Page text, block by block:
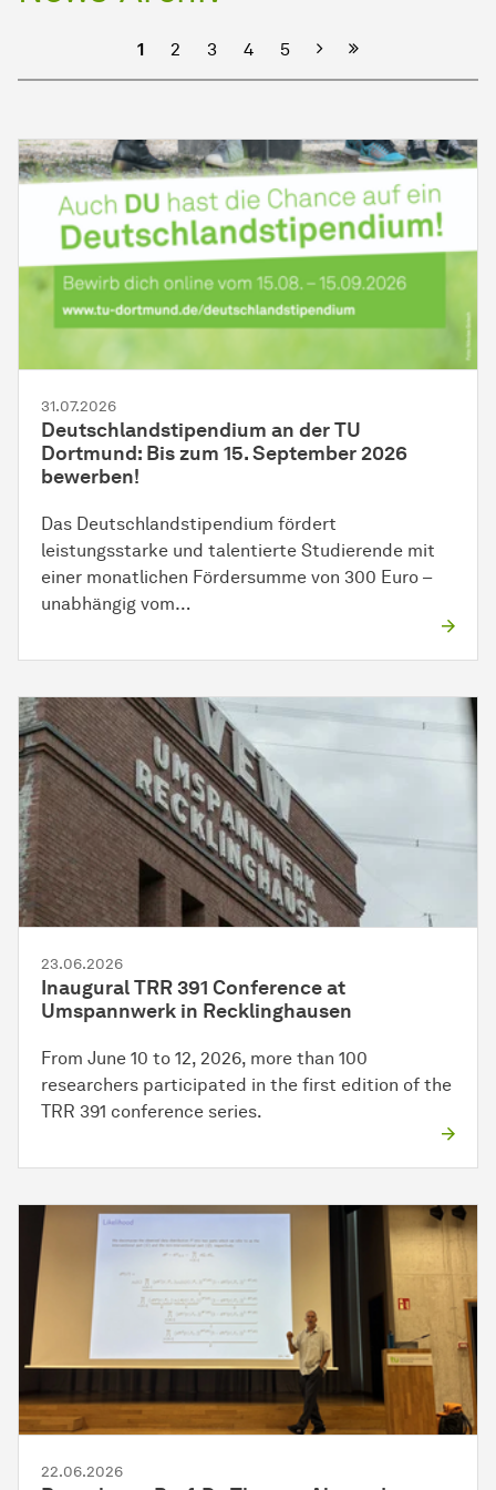
1 2 3 4 5 Nächste
31.07.2026
Deutschlandstipendium an der TU
Dortmund: Bis zum 15. September 2026
bewerben!
Das Deutschlandstipendium fördert
leistungsstarke und talentierte Studierende mit
einer monatlichen Fördersumme von 300 Euro –
unabhängig vom…
23.06.2026
Inaugural TRR 391 Conference at
Umspannwerk in Recklinghausen
From June 10 to 12, 2026, more than 100
researchers participated in the first edition of the
TRR 391 conference series.
22.06.2026